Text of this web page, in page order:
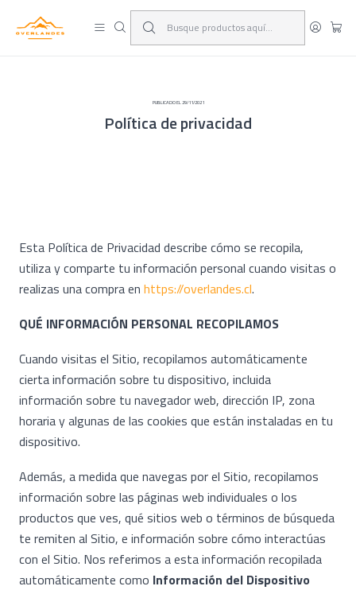
¡Viaja y deja las excusas!
PUBLICADO EL 29/11/2021
Política de privacidad
Esta Política de Privacidad describe cómo se recopila,
utiliza y comparte tu información personal cuando visitas o
realizas una compra en https://overlandes.cl.
QUÉ INFORMACIÓN PERSONAL RECOPILAMOS
Cuando visitas el Sitio, recopilamos automáticamente
cierta información sobre tu dispositivo, incluida
información sobre tu navegador web, dirección IP, zona
horaria y algunas de las cookies que están instaladas en tu
dispositivo.
Además, a medida que navegas por el Sitio, recopilamos
información sobre las páginas web individuales o los
productos que ves, qué sitios web o términos de búsqueda
te remiten al Sitio, e información sobre cómo interactúas
con el Sitio. Nos referimos a esta información recopilada
automáticamente como Información del Dispositivo